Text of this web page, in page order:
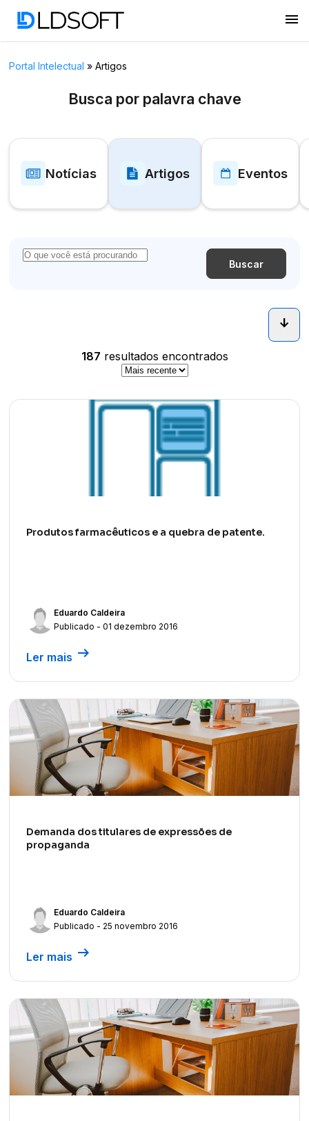
menu
Portal Intelectual » Artigos
Busca por palavra chave
Notícias Artigos Eventos
Buscar
arrow_downward_alt
187 resultados encontrados
Produtos farmacêuticos e a quebra de patente.
Eduardo Caldeira
Publicado - 01 dezembro 2016
Ler mais arrow_right_alt
Demanda dos titulares de expressões de
propaganda
Eduardo Caldeira
Publicado - 25 novembro 2016
Ler mais arrow_right_alt